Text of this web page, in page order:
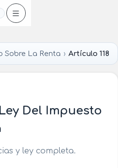
Sobre La Renta Artículo 118
Del Impuesto
y ley completa.